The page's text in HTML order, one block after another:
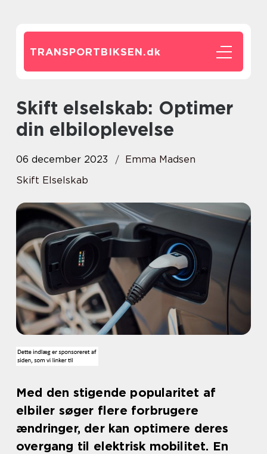
TRANSPORTBIKSEN.dk
Skift elselskab: Optimer
din elbiloplevelse
06 december 2023
Emma Madsen
Skift Elselskab
Med den stigende popularitet af
elbiler søger flere forbrugere
ændringer, der kan optimere deres
overgang til elektrisk mobilitet. En